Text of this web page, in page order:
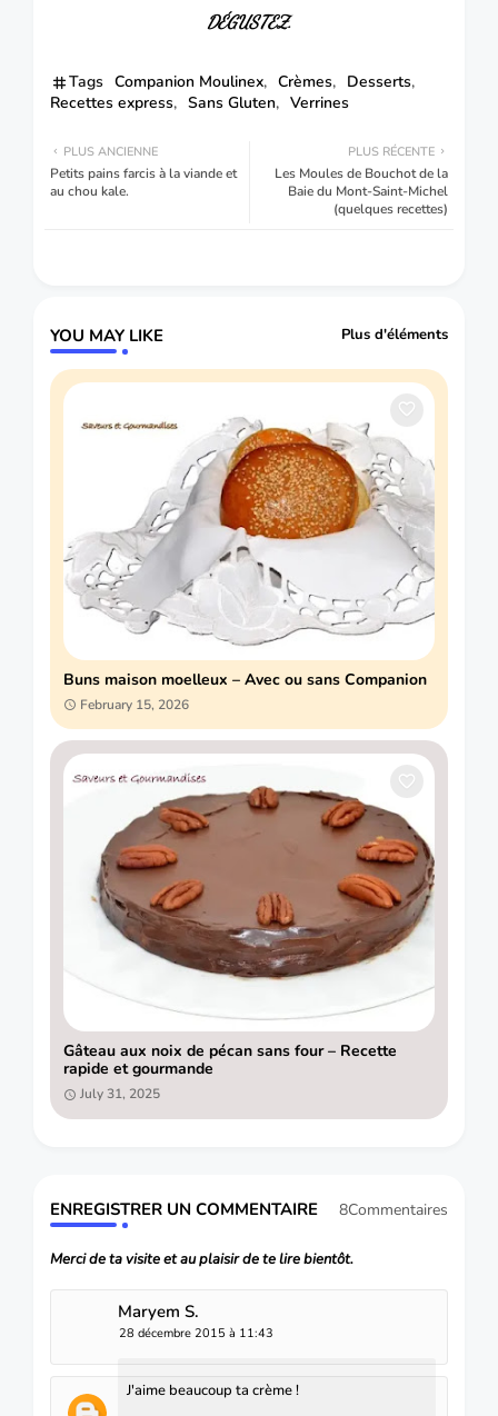
DÉGUSTEZ.
Tags Companion Moulinex Crèmes
Desserts
Recettes express
Sans Gluten Verrines
PLUS RÉCENTE
Les Moules de Bouchot de la
Baie du Mont-Saint-Michel
(quelques recettes)
PLUS ANCIENNE
Petits pains farcis à la viande et
au chou kale.
YOU MAY LIKE Plus d'éléments
Buns maison moelleux – Avec ou sans Companion
February 15, 2026
Gâteau aux noix de pécan sans four – Recette
rapide et gourmande
July 31, 2025
ENREGISTRER UN COMMENTAIRE 8Commentaires
Merci de ta visite et au plaisir de te lire bientôt.
Maryem S.
28 décembre 2015 à 11:43
J'aime beaucoup ta crème !